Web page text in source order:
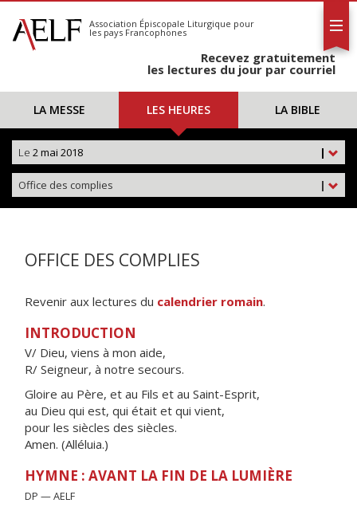
S'abonner
Calendrier
Association Épiscopale Liturgique pour
les pays Francophones
Recevez gratuitement
les lectures du jour par courriel
LA MESSE LES HEURES LA BIBLE
|
Le 2 mai 2018
|
Office des complies
OFFICE DES COMPLIES
Revenir aux lectures du calendrier romain.
INTRODUCTION
V/ Dieu, viens à mon aide,
R/ Seigneur, à notre secours.
Gloire au Père, et au Fils et au Saint-Esprit,
au Dieu qui est, qui était et qui vient,
pour les siècles des siècles.
Amen. (Alléluia.)
HYMNE : AVANT LA FIN DE LA LUMIÈRE
DP — AELF